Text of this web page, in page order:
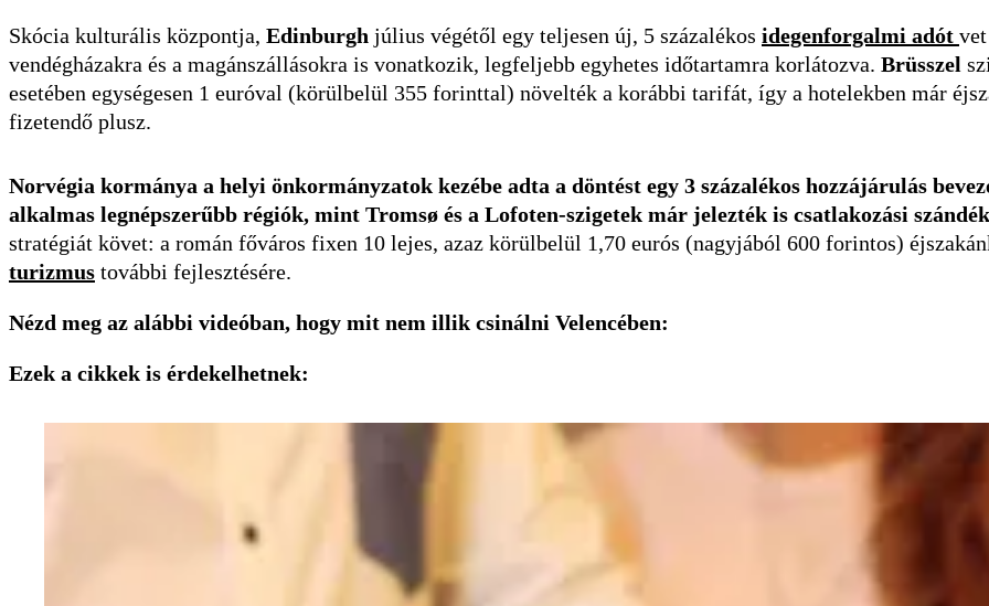
Skócia kulturális központja, Edinburgh július végétől egy teljesen új, 5 százalékos idegenforgalmi adót
vendégházakra és a magánszállásokra is vonatkozik, legfeljebb egyhetes időtartamra korlátozva. Brüsszel
esetében egységesen 1 euróval (körülbelül 355 forinttal) növelték a korábbi tarifát, így a hotelekben már
fizetendő plusz.
Norvégia kormánya a helyi önkormányzatok kezébe adta a döntést egy 3 százalékos hozzájárulás
alkalmas legnépszerűbb régiók, mint Tromsø és a Lofoten-szigetek már jelezték is csatlakozási
stratégiát követ: a román főváros fixen 10 lejes, azaz körülbelül 1,70 eurós (nagyjából 600 forintos)
turizmus további fejlesztésére.
Nézd meg az alábbi videóban, hogy mit nem illik csinálni Velencében:
Ezek a cikkek is érdekelhetnek: